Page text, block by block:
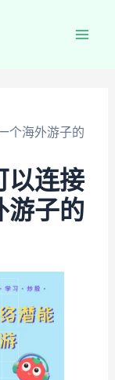
个海外游子的
以连接
游子的